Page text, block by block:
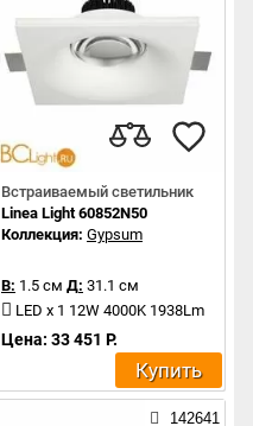
Встраиваемый светильник
Linea Light 60852N50
Коллекция: Gypsum
В: 1.5 см Д: 31.1 см
LED x 1 12W 4000K 1938Lm
Цена: 33 451 Р.
Купить
142641